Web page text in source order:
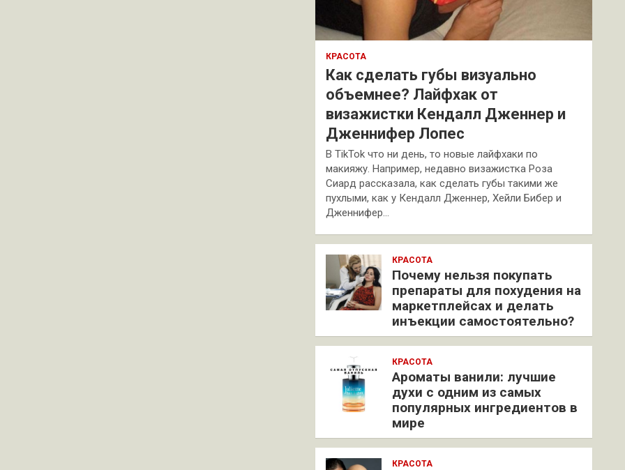
КРАСОТА
Как сделать губы визуально
объемнее? Лайфхак от
визажистки Кендалл Дженнер и
Дженнифер Лопес
В TikTok что ни день, то новые лайфхаки по
макияжу. Например, недавно визажистка Роза
Сиард рассказала, как сделать губы такими же
пухлыми, как у Кендалл Дженнер, Хейли Бибер и
Дженнифер…
КРАСОТА
Почему нельзя покупать
препараты для похудения на
маркетплейсах и делать
инъекции самостоятельно?
КРАСОТА
Ароматы ванили: лучшие
духи с одним из самых
популярных ингредиентов в
мире
КРАСОТА